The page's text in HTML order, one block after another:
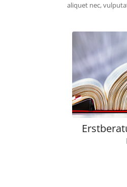
aliquet nec,